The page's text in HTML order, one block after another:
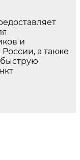
и
а также